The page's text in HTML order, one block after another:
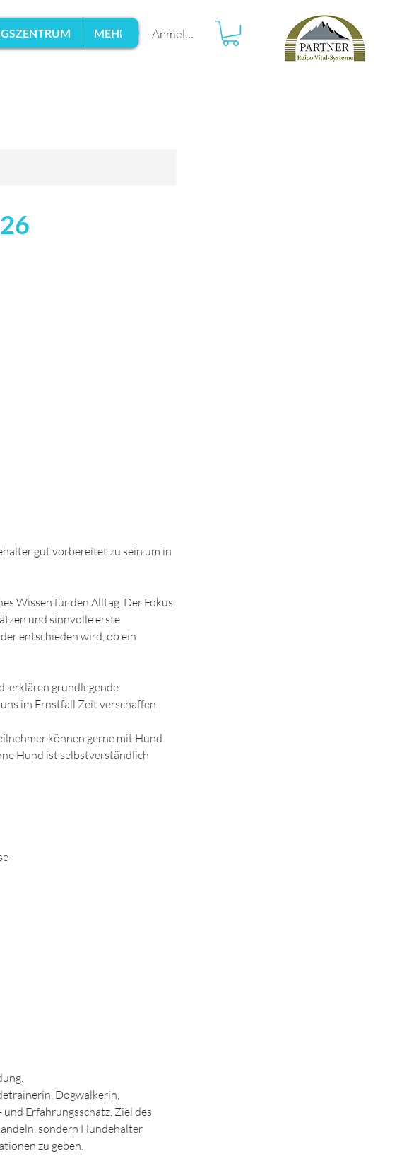
MEHR Anmelden
gut vorbereitet zu sein um in
Wissen für den Alltag. Der Fokus
und sinnvolle erste
entschieden wird, ob ein
erklären grundlegende
im Ernstfall Zeit verschaffen
können gerne mit Hund
Hund ist selbstverständlich
Dogwalkerin,
Erfahrungsschatz. Ziel des
sondern Hundehalter
zu geben.